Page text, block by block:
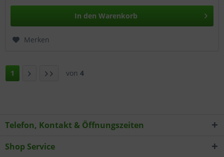
In den Warenkorb
Merken
1 von 4
Telefon, Kontakt & Öffnungszeiten
Shop Service